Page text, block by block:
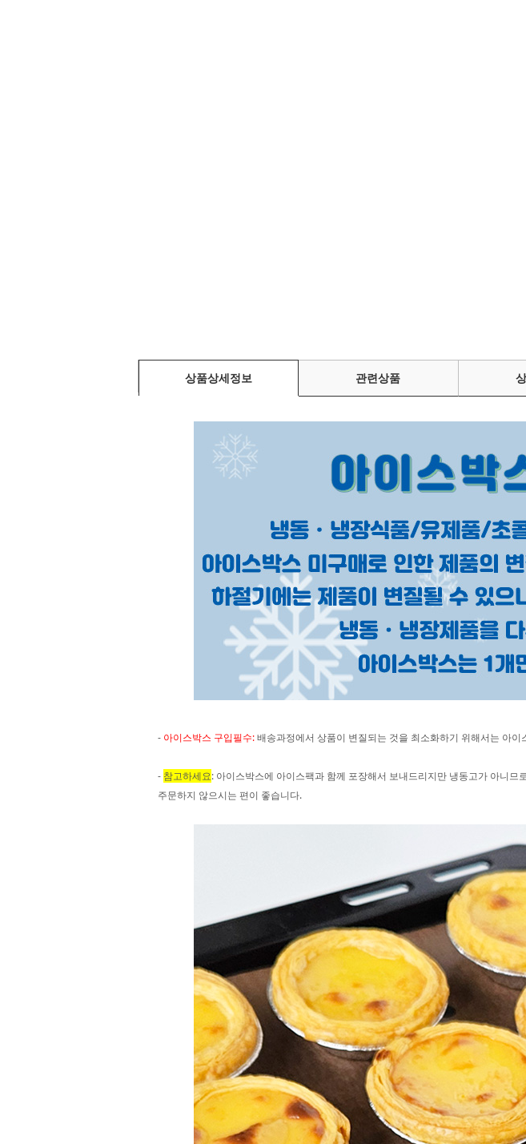
상품상세정보 관련상품
- 아이스박스 구입필수:배송과정에서 상품이 변질되는 것을 최소화하기 위해서는 아
- 참고하세요: 아이스박스에 아이스팩과 함께 포장해서 보내드리지만 냉동고가 아니
주문하지 않으시는 편이 좋습니다.